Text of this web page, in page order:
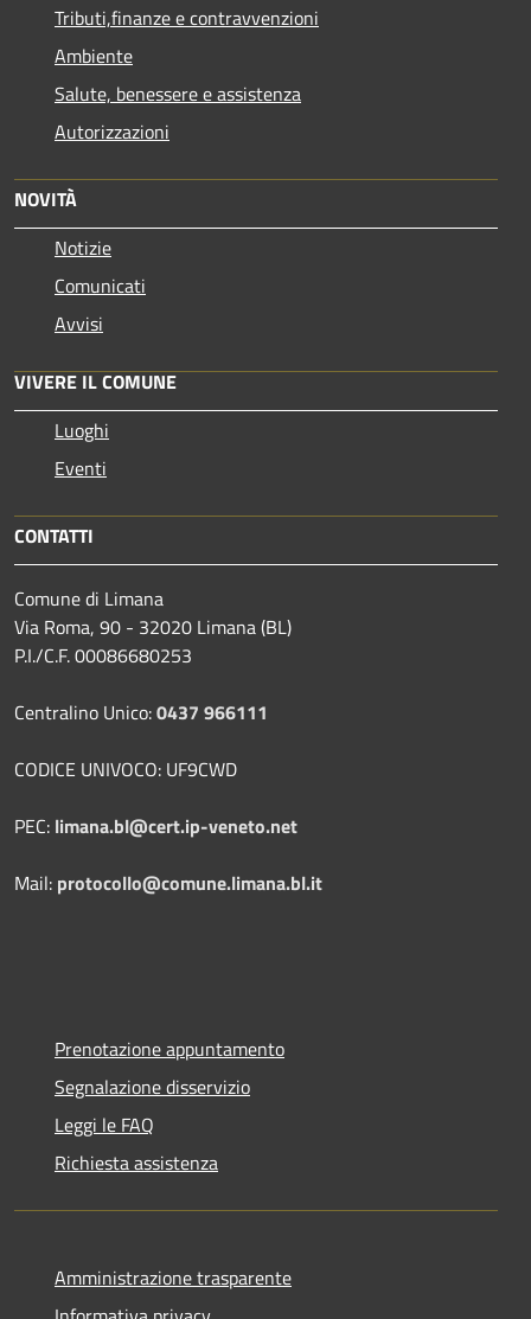
Tributi,finanze e contravvenzioni
Ambiente
Salute, benessere e assistenza
Autorizzazioni
NOVITÀ
Notizie
Comunicati
Avvisi
VIVERE IL COMUNE
Luoghi
Eventi
CONTATTI
Comune di Limana
Via Roma, 90 - 32020 Limana (BL)
P.I./C.F. 00086680253
Centralino Unico:0437 966111
CODICE UNIVOCO: UF9CWD
PEC: limana.bl@cert.ip-veneto.net
Mail: protocollo@comune.limana.bl.it
Prenotazione appuntamento
Segnalazione disservizio
Leggi le FAQ
Richiesta assistenza
Amministrazione trasparente